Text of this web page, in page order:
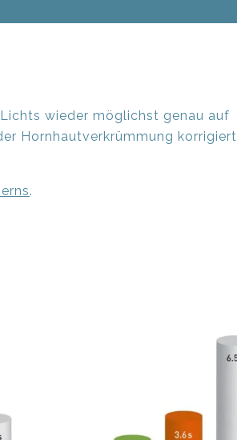
wieder möglichst genau auf
Hornhautverkrümmung korrigiert
.